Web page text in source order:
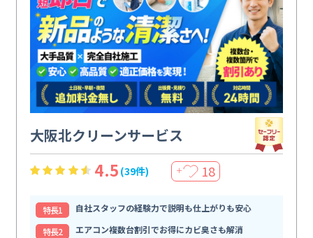
大阪北クリーンサービス
4.5 (39件) ＋ 18
特⻑1
自社スタッフの経験力で説明も仕上がりも安心
特⻑2
エアコン複数台割引でお得にカビ臭さも解消